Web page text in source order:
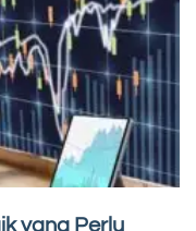
yang Perlu